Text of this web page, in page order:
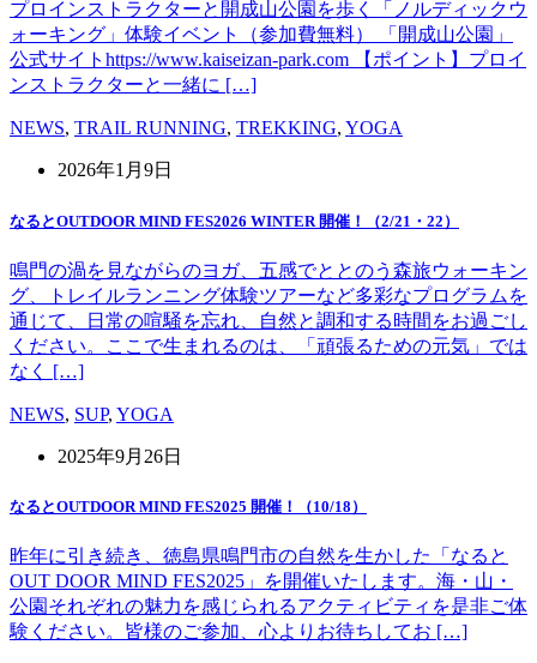
プロインストラクターと開成山公園を歩く「ノルディックウ
ォーキング」体験イベント（参加費無料） 「開成山公園」
公式サイトhttps://www.kaiseizan-park.com 【ポイント】プロイ
ンストラクターと一緒に […]
NEWS, TRAIL RUNNING, TREKKING, YOGA
2026年1月9日
なるとOUTDOOR MIND FES2026 WINTER 開催！（2/21・22）
鳴門の渦を見ながらのヨガ、五感でととのう森旅ウォーキン
グ、トレイルランニング体験ツアーなど多彩なプログラムを
通じて、日常の喧騒を忘れ、自然と調和する時間をお過ごし
ください。ここで生まれるのは、「頑張るための元気」では
なく […]
NEWS, SUP, YOGA
2025年9月26日
なるとOUTDOOR MIND FES2025 開催！（10/18）
昨年に引き続き、徳島県鳴門市の自然を生かした「なると
OUT DOOR MIND FES2025」を開催いたします。海・山・
公園それぞれの魅力を感じられるアクティビティを是非ご体
験ください。皆様のご参加、心よりお待ちしてお […]